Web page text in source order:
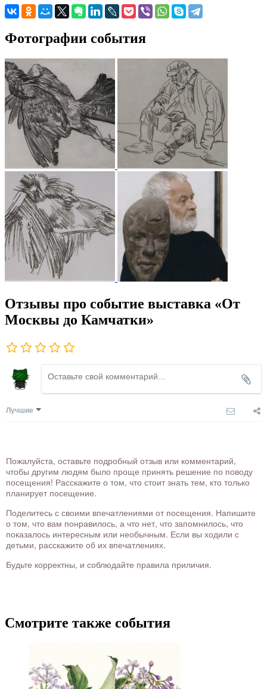
Фотографии события
Отзывы про событие выставка «От
Москвы до Камчатки»
Лучшие
Пожалуйста, оставьте подробный отзыв или комментарий,
чтобы другим людям было проще принять решение по поводу
посещения! Расскажите о том, что стоит знать тем, кто только
планирует посещение.
Поделитесь с своими впечатлениями от посещения. Напишите
о том, что вам понравилось, а что нет, что запомнилось, что
показалось интересным или необычным. Если вы ходили с
детьми, расскажите об их впечатлениях.
Будьте корректны, и соблюдайте правила приличия.
Смотрите также события